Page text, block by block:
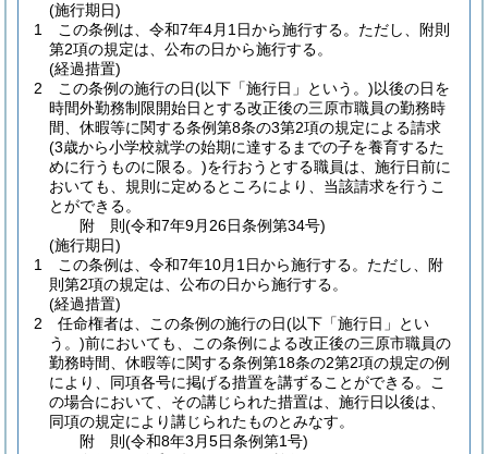
(施行期日)
1
この条例は、令和7年4月1日から施行する。 ただし、附則
第2項の規定は、公布の日から施行する。
(経過措置)
2
この条例の施行の日(以下「施行日」という。)以後の日を
時間外勤務制限開始日とする改正後の三原市職員の勤務時
間、休暇等に関する条例第8条の3第2項の規定による請求
(3歳から小学校就学の始期に達するまでの子を養育するた
めに行うものに限る。)を行おうとする職員は、施行日前に
おいても、規則に定めるところにより、当該請求を行うこ
とができる。
附 則(令和7年9月26日条例第34号)
(施行期日)
1
この条例は、令和7年10月1日から施行する。 ただし、附
則第2項の規定は、公布の日から施行する。
(経過措置)
2
任命権者は、この条例の施行の日(以下「施行日」とい
う。)前においても、この条例による改正後の三原市職員の
勤務時間、休暇等に関する条例第18条の2第2項の規定の例
により、同項各号に掲げる措置を講ずることができる。
こ
の場合において、その講じられた措置は、施行日以後は、
同項の規定により講じられたものとみなす。
附 則(令和8年3月5日条例第1号)